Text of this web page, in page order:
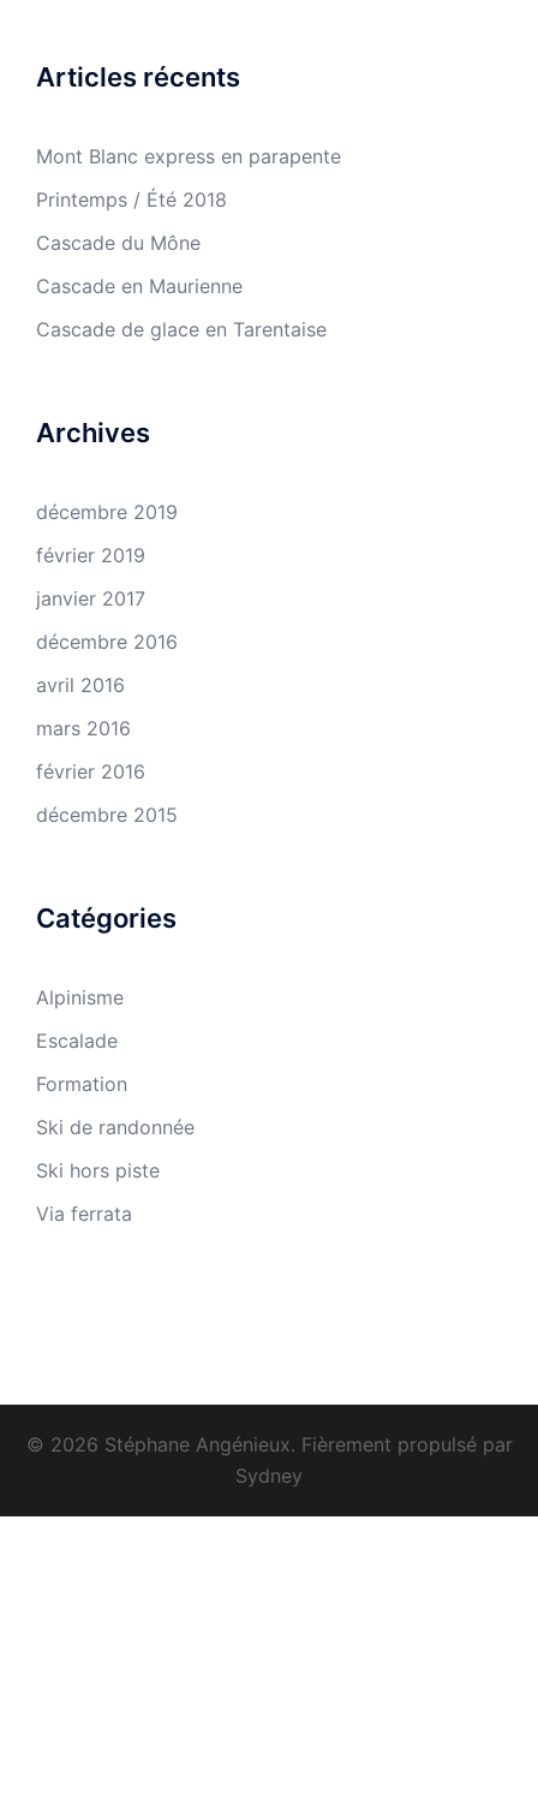
Articles récents
Mont Blanc express en parapente
Printemps / Été 2018
Cascade du Mône
Cascade en Maurienne
Cascade de glace en Tarentaise
Archives
décembre 2019
février 2019
janvier 2017
décembre 2016
avril 2016
mars 2016
février 2016
décembre 2015
Catégories
Alpinisme
Escalade
Formation
Ski de randonnée
Ski hors piste
Via ferrata
© 2026 Stéphane Angénieux. Fièrement propulsé par
Sydney